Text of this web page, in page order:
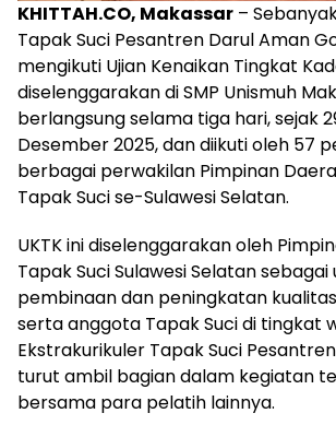
KHITTAH.CO, Makassar –
Tapak Suci Pesantren Darul Aman
mengikuti Ujian Kenaikan Tingkat
diselenggarakan di SMP Unismuh
berlangsung selama tiga hari, sejak
Desember 2025, dan diikuti oleh 57
berbagai perwakilan Pimpinan
Tapak Suci se-Sulawesi Selatan.
UKTK ini diselenggarakan oleh
Tapak Suci Sulawesi Selatan sebagai
pembinaan dan peningkatan
serta anggota Tapak Suci di tingkat
Ekstrakurikuler Tapak Suci
turut ambil bagian dalam kegiatan
bersama para pelatih lainnya.